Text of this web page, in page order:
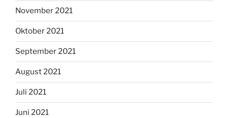
November 2021
Oktober 2021
September 2021
August 2021
Juli 2021
Juni 2021